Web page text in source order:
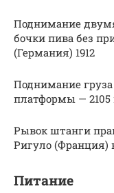
Поднимание
бочки пива без
(Германия) 1912
Поднимание
платформы — 2105
Рывок штанги
Ригуло (Франция) в
Питание